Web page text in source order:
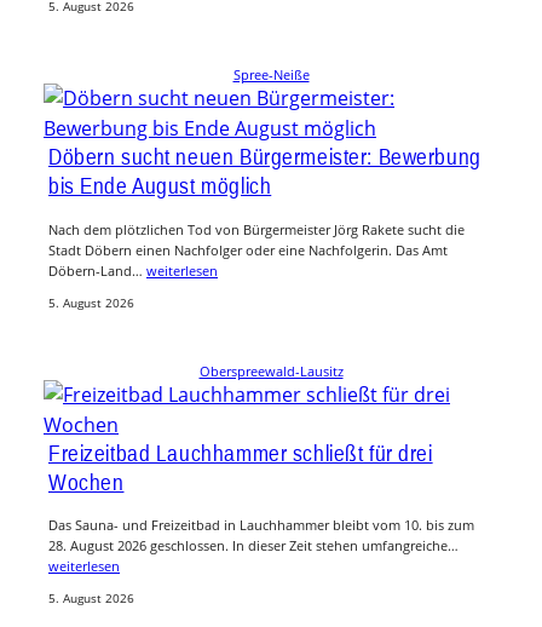
5. August 2026
Spree-Neiße
Döbern sucht neuen Bürgermeister: Bewerbung
bis Ende August möglich
Nach dem plötzlichen Tod von Bürgermeister Jörg Rakete sucht die
Stadt Döbern einen Nachfolger oder eine Nachfolgerin. Das Amt
Döbern-Land… weiterlesen
5. August 2026
Oberspreewald-Lausitz
Freizeitbad Lauchhammer schließt für drei
Wochen
Das Sauna- und Freizeitbad in Lauchhammer bleibt vom 10. bis zum
28. August 2026 geschlossen. In dieser Zeit stehen umfangreiche…
weiterlesen
5. August 2026